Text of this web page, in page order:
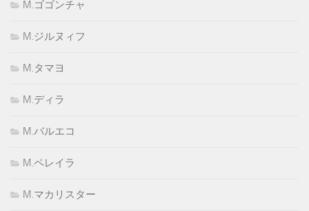
M.ゴゴンチャ
M.ジルヌィフ
M.タマヨ
M.ディラ
M.バルエコ
M.ペレイラ
M.マカリスター